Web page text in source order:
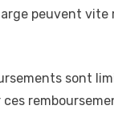
peuvent
sont